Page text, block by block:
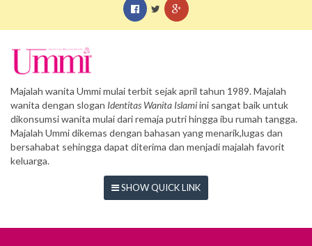
Majalah wanita Ummi mulai terbit sejak april tahun 1989. Majalah
wanita dengan slogan Identitas Wanita Islamiini sangat baik untuk
dikonsumsi wanita mulai dari remaja putri hingga ibu rumah tangga.
Majalah Ummi dikemas dengan bahasan yang menarik,lugas dan
bersahabat sehingga dapat diterima dan menjadi majalah favorit
keluarga.
SHOW QUICK LINK